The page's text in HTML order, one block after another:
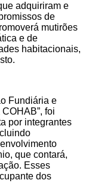
adquiriram e
de
mutirões
e de
habitacionais,
Fundiária e
foi
por integrantes
que contará,
Esses
dos